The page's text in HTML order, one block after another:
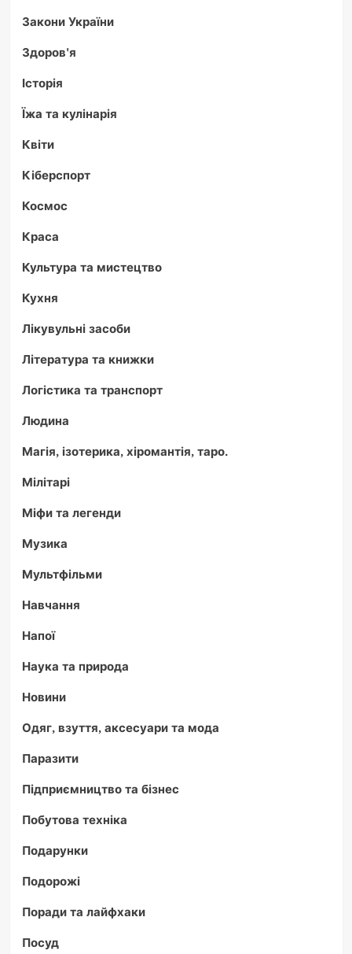
Закони України
Здоров'я
Історія
Їжа та кулінарія
Квіти
Кіберспорт
Космос
Краса
Культура та мистецтво
Кухня
Лікувульні засоби
Література та книжки
Логістика та транспорт
Людина
Магія, ізотерика, хіромантія, таро.
Мілітарі
Міфи та легенди
Музика
Мультфільми
Навчання
Напої
Наука та природа
Новини
Одяг, взуття, аксесуари та мода
Паразити
Підприємництво та бізнес
Побутова техніка
Подарунки
Подорожі
Поради та лайфхаки
Посуд